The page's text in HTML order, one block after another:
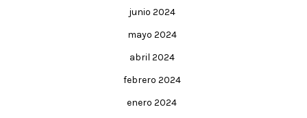
junio 2024
mayo 2024
abril 2024
febrero 2024
enero 2024